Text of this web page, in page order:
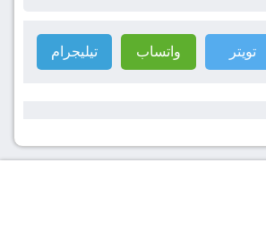
تويتر واتساب تيليجرام